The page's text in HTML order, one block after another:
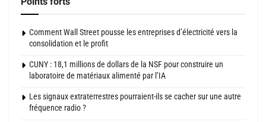
Comment Wall Street pousse les entreprises d’électricité vers la
consolidation et le profit
CUNY : 18,1 millions de dollars de la NSF pour construire un
laboratoire de matériaux alimenté par l’IA
Les signaux extraterrestres pourraient-ils se cacher sur une autre
fréquence radio ?